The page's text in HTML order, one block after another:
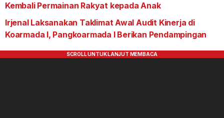
Kembali Permainan Rakyat kepada Anak
Irjenal Laksanakan Taklimat Awal Audit Kinerja di
Koarmada I, Pangkoarmada I Berikan Pendampingan